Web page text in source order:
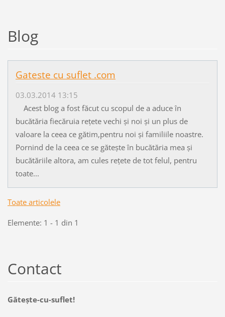
Blog
Gateste cu suflet .com
03.03.2014 13:15
Acest blog a fost făcut cu scopul de a aduce în
bucătăria fiecăruia rețete vechi și noi și un plus de
valoare la ceea ce gătim,pentru noi și familiile noastre.
Pornind de la ceea ce se gătește în bucătăria mea și
bucătăriile altora, am cules rețete de tot felul, pentru
toate...
Toate articolele
Elemente: 1 - 1 din 1
Contact
Găteşte-cu-suflet!